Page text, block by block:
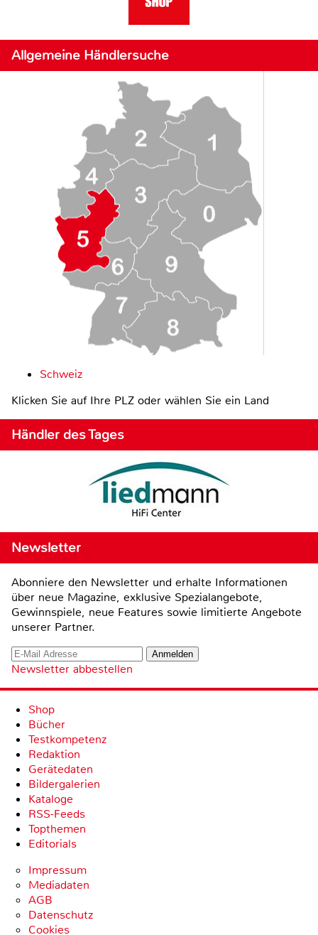
Allgemeine Händlersuche
Schweiz
Klicken Sie auf Ihre PLZ oder wählen Sie ein Land
Händler des Tages
Newsletter
Abonniere den Newsletter und erhalte Informationen
über neue Magazine, exklusive Spezialangebote,
Gewinnspiele, neue Features sowie limitierte Angebote
unserer Partner.
Newsletter abbestellen
Shop
Bücher
Testkompetenz
Redaktion
Gerätedaten
Bildergalerien
Kataloge
RSS-Feeds
Topthemen
Editorials
Impressum
Mediadaten
AGB
Datenschutz
Cookies